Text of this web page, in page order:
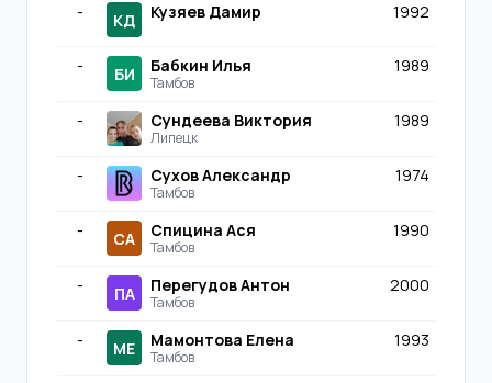
- КД Кузяев Дамир 1992
- БИ Бабкин Илья
Тамбов
1989
- Сундеева Виктория
Липецк
1989
- Сухов Александр
Тамбов
1974
- СА Спицина Ася
Тамбов
1990
- ПА Перегудов Антон
Тамбов
2000
- МЕ Мамонтова Елена
Тамбов
1993